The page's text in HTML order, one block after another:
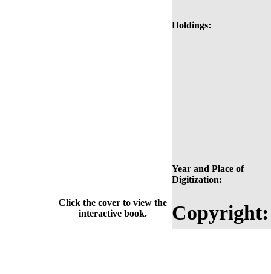
Holdings:
Year and Place of
Digitization:
Click the cover to view the
interactive book.
Copyright: